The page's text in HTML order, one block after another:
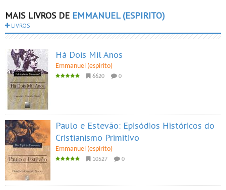
MAIS LIVROS DE EMMANUEL (ESPIRITO)
LIVROS
Há Dois Mil Anos
Emmanuel (espirito)
6620 0
Paulo e Estevão: Episódios Históricos do
Cristianismo Primitivo
Emmanuel (espirito)
10527 0